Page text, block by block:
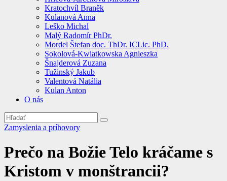
Kratochvíl Braněk
Kulanová Anna
Leško Michal
Malý Radomír PhDr.
Mordel Štefan doc. ThDr. ICLic. PhD.
Sokolová-Kwiatkowska Agnieszka
Šnajderová Zuzana
Tužinský Jakub
Valentová Natália
Kulan Anton
O nás
Zamyslenia a príhovory
Prečo na Božie Telo kráčame s
Kristom v monštrancii?